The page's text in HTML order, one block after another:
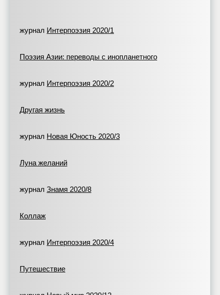
журнал Интерпоэзия 2020/1
Поэзия Азии: переводы с инопланетного
журнал Интерпоэзия 2020/2
Другая жизнь
журнал Новая Юность 2020/3
Луна желаний
журнал Знамя 2020/8
Коллаж
журнал Интерпоэзия 2020/4
Путешествие